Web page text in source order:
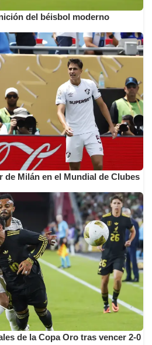
del béisbol moderno
de Milán en el Mundial de Clubes
de la Copa Oro tras vencer 2-0